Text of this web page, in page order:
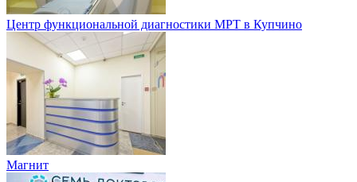
Центр функциональной диагностики МРТ в Купчино
Магнит